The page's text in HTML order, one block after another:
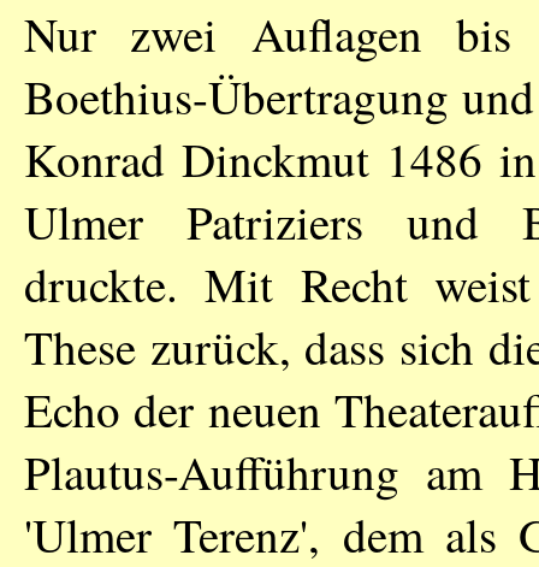
Nur zwei Auflagen bis
Boethius-Übertragung
Konrad Dinckmut 1486
Ulmer Patriziers und
druckte. Mit Recht
These zurück, dass sich
Echo der neuen
Plautus-Aufführung am
'Ulmer Terenz', dem als